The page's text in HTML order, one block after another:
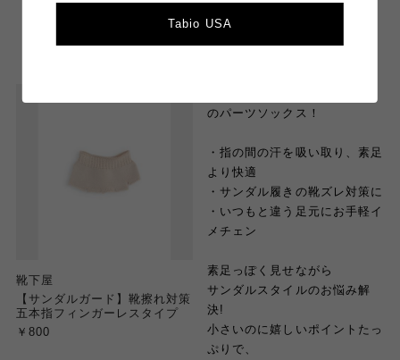
靴下屋
【サンダルガード】靴擦れ対策
五本指フィンガーレスタイプ
￥800
のパーツソックス！
・指の間の汗を吸い取り、素足
より快適
・サンダル履きの靴ズレ対策に
・いつもと違う足元にお手軽イ
メチェン
素足っぽく見せながら
サンダルスタイルのお悩み解
決!
小さいのに嬉しいポイントたっ
ぷりで、
Tabio USA